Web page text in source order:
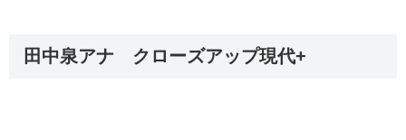
田中泉アナ クローズアップ現代+